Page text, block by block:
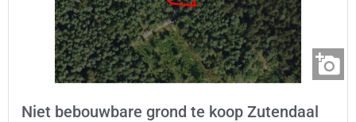
Niet bebouwbare grond te koop Zutendaal